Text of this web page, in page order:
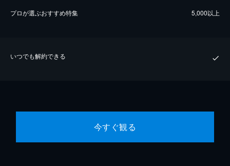
プロが選ぶおすすめ特集 5,000以上
いつでも解約できる
今すぐ観る